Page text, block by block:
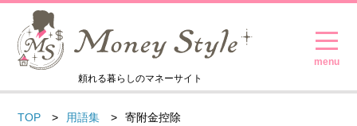
頼れる暮らしのマネーサイト
TOP 用語集 寄附金控除